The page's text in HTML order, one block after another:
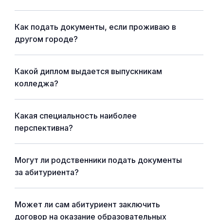
Как подать документы, если проживаю в
другом городе?
Какой диплом выдается выпускникам
колледжа?
Какая специальность наиболее
перспективна?
Могут ли родственники подать документы
за абитуриента?
Может ли сам абитуриент заключить
договор на оказание образовательных